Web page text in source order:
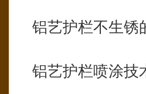
铝艺护栏不生锈
铝艺护栏喷涂技